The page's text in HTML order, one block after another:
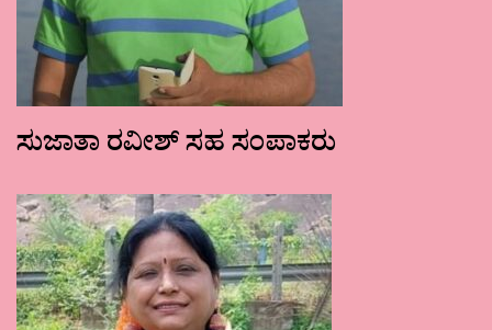
ಸುಜಾತಾ ರವೀಶ್ ಸಹ ಸಂಪಾಕರು